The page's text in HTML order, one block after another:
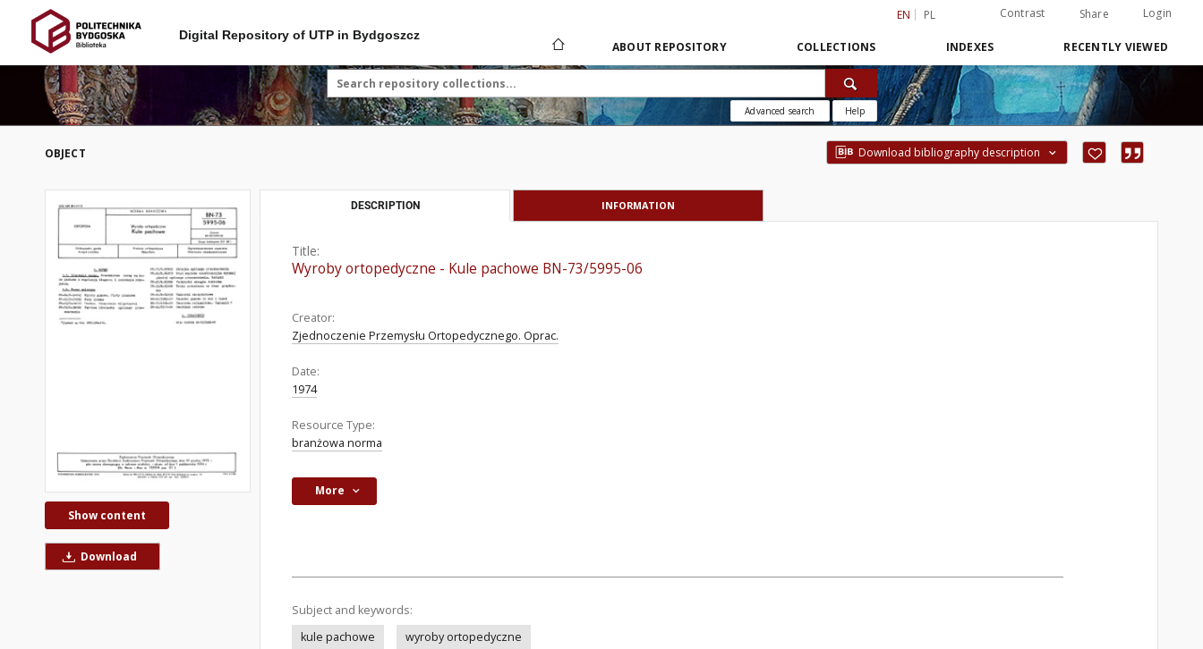
EN PL Contrast Share Login
Digital Repository of UTP in Bydgoszcz
ABOUT REPOSITORY COLLECTIONS INDEXES RECENTLY VIEWED
Advanced search Help
OBJECT Download bibliography description
Show content
Download
DESCRIPTION INFORMATION
Title:
Wyroby ortopedyczne - Kule pachowe BN-73/5995-06
Creator:
Zjednoczenie Przemysłu Ortopedycznego. Oprac.
Date:
1974
Resource Type:
branżowa norma
More
Subject and keywords:
kule pachowe
wyroby ortopedyczne